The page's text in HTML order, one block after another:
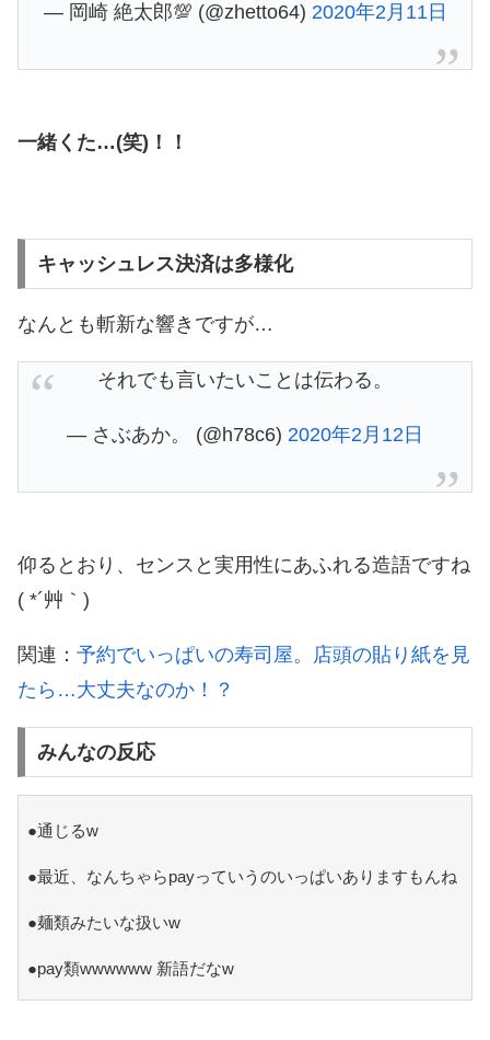
— 岡崎 絶太郎💯 (@zhetto64) 2020年2月11日
一緒くた…(笑)！！
キャッシュレス決済は多様化
なんとも斬新な響きですが…
それでも言いたいことは伝わる。
— さぶあか。 (@h78c6) 2020年2月12日
仰るとおり、センスと実用性にあふれる造語ですね
( *´艸｀)
関連： 予約でいっぱいの寿司屋。店頭の貼り紙を見
たら…大丈夫なのか！？
みんなの反応
●通じるw
●最近、なんちゃらpayっていうのいっぱいありますもんね
●麺類みたいな扱いw
●pay類wwwwww 新語だなw